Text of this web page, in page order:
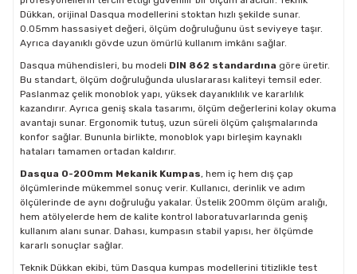
Dükkan, orijinal Dasqua modellerini stoktan hızlı şekilde sunar.
0.05mm hassasiyet değeri, ölçüm doğruluğunu üst seviyeye taşır.
Ayrıca dayanıklı gövde uzun ömürlü kullanım imkânı sağlar.
Dasqua mühendisleri, bu modeli DIN 862 standardına göre üretir.
Bu standart, ölçüm doğruluğunda uluslararası kaliteyi temsil eder.
Paslanmaz çelik monoblok yapı, yüksek dayanıklılık ve kararlılık
kazandırır. Ayrıca geniş skala tasarımı, ölçüm değerlerini kolay okuma
avantajı sunar. Ergonomik tutuş, uzun süreli ölçüm çalışmalarında
konfor sağlar. Bununla birlikte, monoblok yapı birleşim kaynaklı
hataları tamamen ortadan kaldırır.
Dasqua 0-200mm Mekanik Kumpas, hem iç hem dış çap
ölçümlerinde mükemmel sonuç verir. Kullanıcı, derinlik ve adım
ölçülerinde de aynı doğruluğu yakalar. Üstelik 200mm ölçüm aralığı,
hem atölyelerde hem de kalite kontrol laboratuvarlarında geniş
kullanım alanı sunar. Dahası, kumpasın stabil yapısı, her ölçümde
kararlı sonuçlar sağlar.
Teknik Dükkan ekibi, tüm Dasqua kumpas modellerini titizlikle test